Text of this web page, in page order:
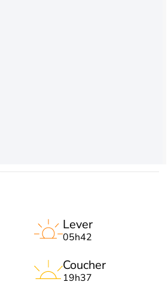
Lever
05h42
Coucher
19h37